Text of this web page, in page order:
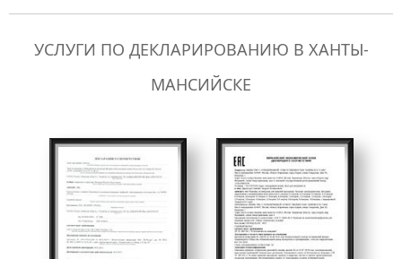
УСЛУГИ ПО ДЕКЛАРИРОВАНИЮ В ХАНТЫ-
МАНСИЙСКЕ